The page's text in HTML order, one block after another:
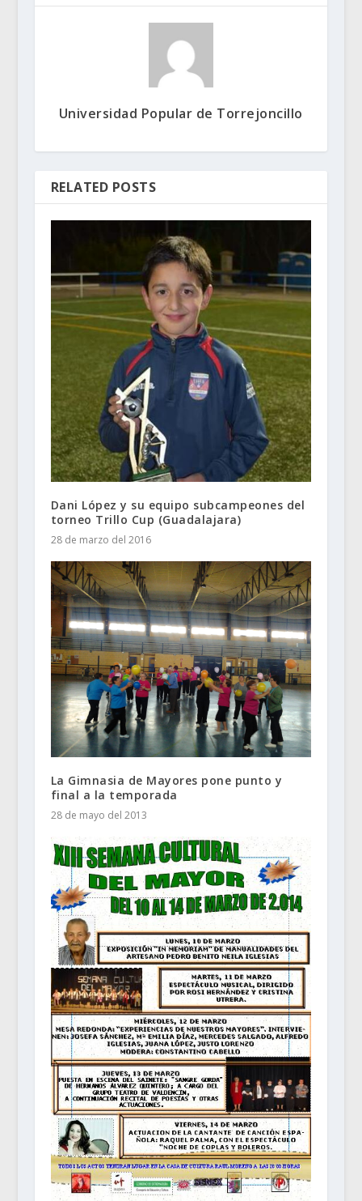
Universidad Popular de Torrejoncillo
RELATED POSTS
Dani López y su equipo subcampeones del
torneo Trillo Cup (Guadalajara)
28 de marzo del 2016
La Gimnasia de Mayores pone punto y
final a la temporada
28 de mayo del 2013